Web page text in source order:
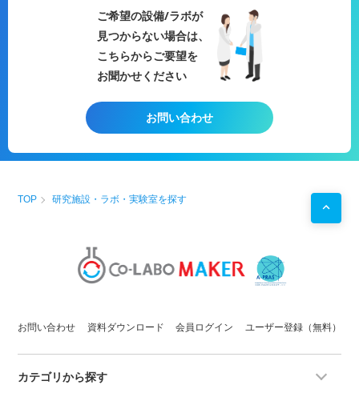
【可能な試験例など】
・ELISAによる活性の測定、サイト
カイン産出や各種ホルモンの評価。
・フローサイトメーターによる解
析・ソーティング。
・有効性試験
やヒト検体まで各種実験事例に対応
可能。
※「再生医療等安全性確保法」にて
規定される各種申請業務についての
（1）検体の受け取り
（3）脂肪細胞の切り出しと展着
（6）幹細胞の回収と幡種
（7）エンドトキシン検査とマイコ
ご希望の設備/ラボが
見つからない場合は、
こちらからご要望を
お聞かせください
お問い合わせ
TOP 研究施設・ラボ・実験室を探す
お問い合わせ 資料ダウンロード 会員ログイン ユーザー登録（無料）
カテゴリから探す